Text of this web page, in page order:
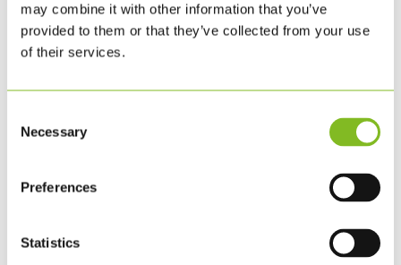
may combine it with other information that you’ve
provided to them or that they’ve collected from your use
of their services.
Selection
Necessary
Preferences
Statistics
KLS PUREPRINT FÅR VALIDERET
KORTLÆGNING OG PRIORITERING
AF SINE NATURPÅVIRKNINGER
Science Based Targets Network-processen, Step 1:
version here. Som det er blevet offentliggjort på